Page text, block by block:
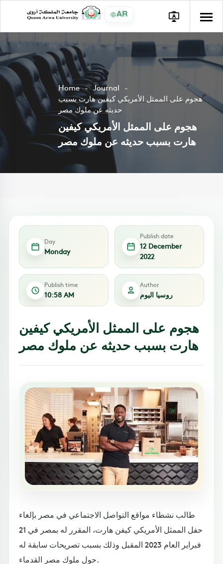
AR
Home
Journal
هجوم على الممثل الأمريكي كيفين هارت بسبب
حديثه عن ملوك مصر
هجوم على الممثل الأمريكي كيفين
هارت بسبب حديثه عن ملوك مصر
Day
Monday
Publish date
12 December
2022
Publish time
10:58 AM
Author
روسيا اليوم
هجوم على الممثل الأمريكي كيفين
هارت بسبب حديثه عن ملوك مصر
طالب نشطاء مواقع التواصل الاجتماعي في مصر بإلغاء
حفل الممثل الأمريكي كيفن هارت، المقرر له بمصر في 21
فبراير العام 2023 المقبل وذلك بسبب تصريحات سابقة له
حول ملوك مصر القدماء.